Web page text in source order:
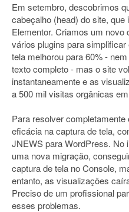
Em setembro, descobrimos
cabeçalho (head) do site, que
Elementor. Criamos um novo
vários plugins para
tela melhorou para 60% -
texto completo - mas o site
instantaneamente e as
a 500 mil visitas orgânicas
Para resolver
eficácia na captura de tela,
JNEWS para WordPress. No
uma nova migração,
captura de tela no Console,
entanto, as visualizações
Preciso de um profissional
esses problemas.